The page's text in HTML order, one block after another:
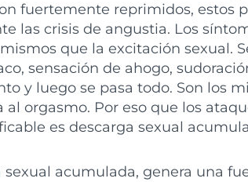
fuertemente reprimidos, estos
las crisis de angustia. Los
que la excitación sexual.
sensación de ahogo,
y luego se pasa todo. Son los
orgasmo. Por eso que los
es descarga sexual
sexual acumulada, genera una